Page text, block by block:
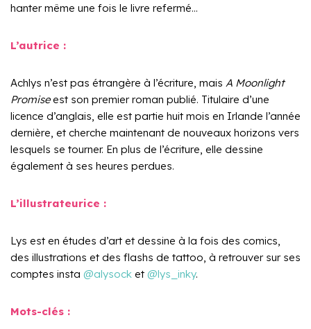
hanter même une fois le livre refermé…
L’autrice :
Achlys n’est pas étrangère à l’écriture, mais A Moonlight
Promiseest son premier roman publié. Titulaire d’une
licence d’anglais, elle est partie huit mois en Irlande l’année
dernière, et cherche maintenant de nouveaux horizons vers
lesquels se tourner. En plus de l’écriture, elle dessine
également à ses heures perdues.
L’illustrateurice :
Lys est en études d’art et dessine à la fois des comics,
des illustrations et des flashs de tattoo, à retrouver sur ses
comptes insta @alysock et @lys_inky.
Mots-clés :